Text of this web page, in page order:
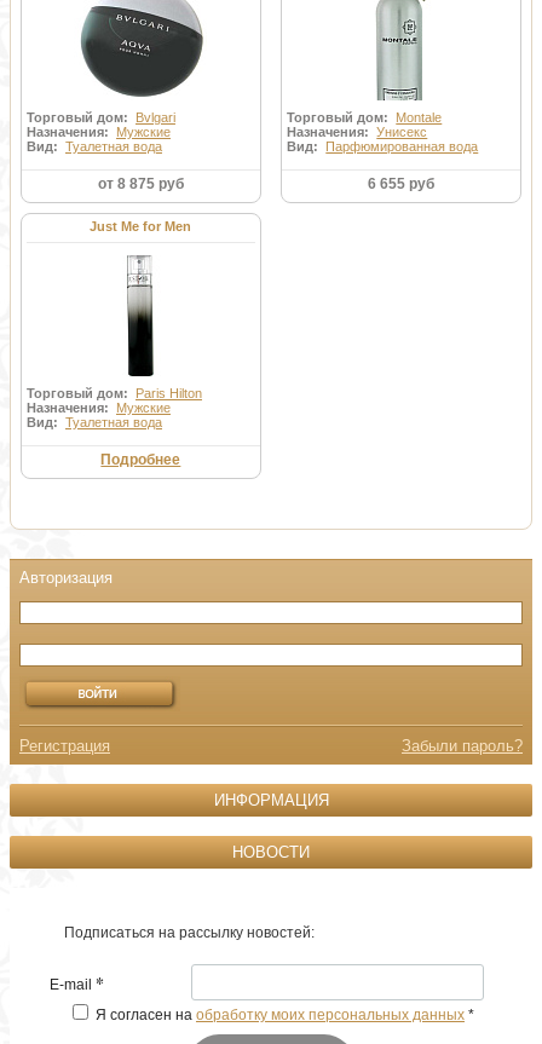
Торговый дом:
Bvlgari
Назначения: Мужские
Вид: Туалетная вода
от 8 875 руб
Торговый дом: Montale
Назначения:Унисекс
Вид:
Парфюмированная вода
6 655 руб
Just Me for Men
Торговый дом:
Paris Hilton
Назначения: Мужские
Вид: Туалетная вода
Подробнее
Регистрация Забыли пароль?
ИНФОРМАЦИЯ
НОВОСТИ
Подписаться на рассылку новостей:
E-mail *
Я согласен на обработку моих персональных данных *